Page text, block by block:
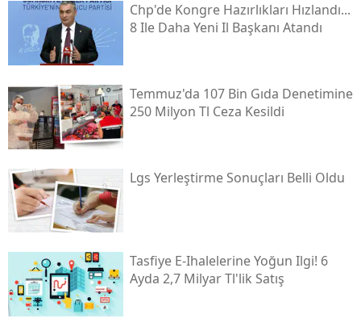
Chp'de Kongre Hazırlıkları Hızlandı...
8 Ile Daha Yeni Il Başkanı Atandı
Temmuz'da 107 Bin Gıda Denetimine
250 Milyon Tl Ceza Kesildi
Lgs Yerleştirme Sonuçları Belli Oldu
Tasfiye E-Ihalelerine Yoğun Ilgi! 6
Ayda 2,7 Milyar Tl'lik Satış